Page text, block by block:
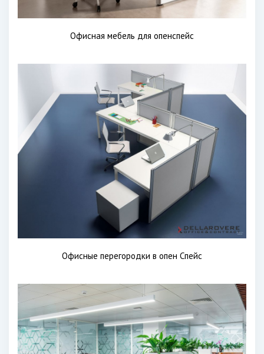
Офисная мебель для опенспейс
Офисные перегородки в опен Спейс